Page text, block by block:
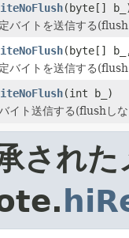
(byte[]
バイトを送信する
(byte[]
バイトを送信する
(int b_)
イト送信する(flushし
された